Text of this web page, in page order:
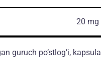
20 mg
guruch po’stlog’i, kapsula